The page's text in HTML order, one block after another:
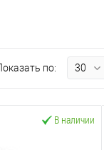
по:
В наличии